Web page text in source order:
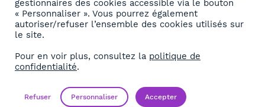
À propos
Politique de confidentialité
S'abonner
gestionnaires des cookies accessible via le bouton
« Personnaliser ». Vous pourrez également
autoriser/refuser l’ensemble des cookies utilisés sur
le site.
Pour en voir plus, consultez la politique de
confidentialité.
Refuser Personnaliser Accepter